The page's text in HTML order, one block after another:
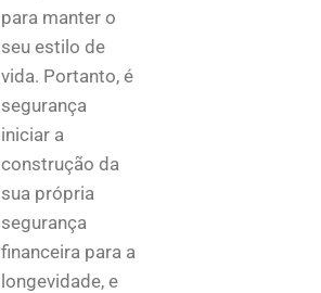
para manter o
seu estilo de
vida. Portanto, é
segurança
iniciar a
construção da
sua própria
segurança
financeira para a
longevidade, e